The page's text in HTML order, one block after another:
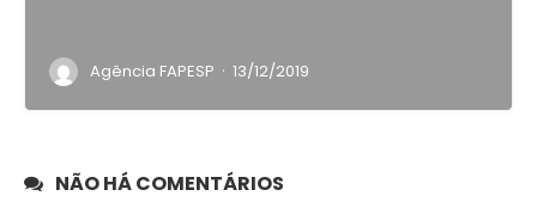
Agência FAPESP · 13/12/2019
NÃO HÁ COMENTÁRIOS